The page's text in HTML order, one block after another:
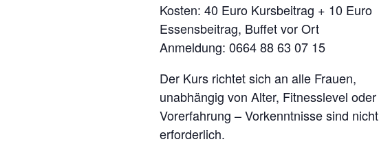
Kosten: 40 Euro Kursbeitrag + 10 Euro
Essensbeitrag, Buffet vor Ort
Anmeldung: 0664 88 63 07 15
Der Kurs richtet sich an alle Frauen,
unabhängig von Alter, Fitnesslevel oder
Vorerfahrung – Vorkenntnisse sind nicht
erforderlich.